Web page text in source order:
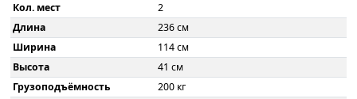
Кол. мест
2
Длина
236 см
Ширина
114 см
Высота
41 см
Грузоподъёмность
200 кг